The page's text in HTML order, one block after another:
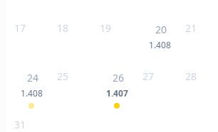
17 18 19 20
1.408
21
24
1.408
25 26
1.407
27 28
31